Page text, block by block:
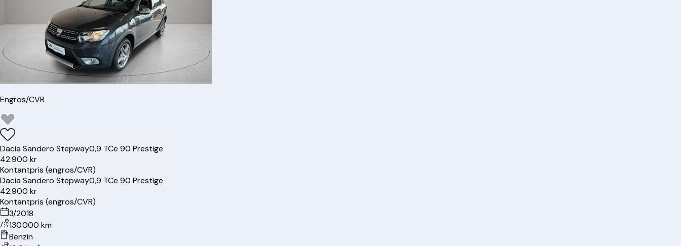
Engros/CVR
DaciaSandero Stepway0,9 TCe 90 Prestige
42.900 kr
Kontantpris (engros/CVR)
DaciaSandero Stepway0,9 TCe 90 Prestige
42.900 kr
Kontantpris (engros/CVR)
3/2018
130.000 km
Benzin